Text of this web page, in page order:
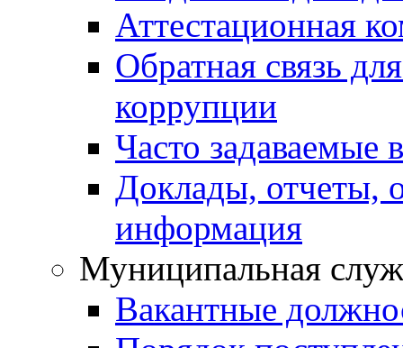
Аттестационная
Обратная связь
коррупции
Часто задаваемые
Доклады, отчеты,
информация
Муниципальная
Вакантные